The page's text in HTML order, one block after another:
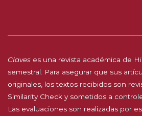
Claves es una revista académica de
semestral. Para asegurar que sus
originales, los textos recibidos son
Similarity Check y sometidos a
Las evaluaciones son realizadas por